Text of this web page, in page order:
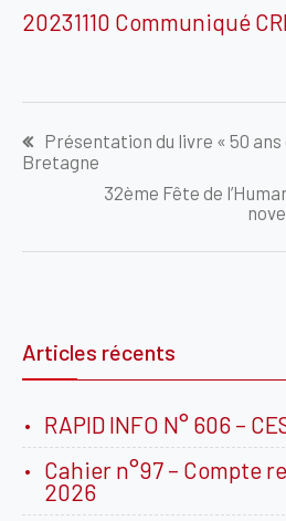
20231110 Communiqué
de
Présentation du livre « 50 ans
Bretagne
32ème Fête de
Articles récents
RAPID INFO N° 606 –
Cahier n°97 – Compte
2026